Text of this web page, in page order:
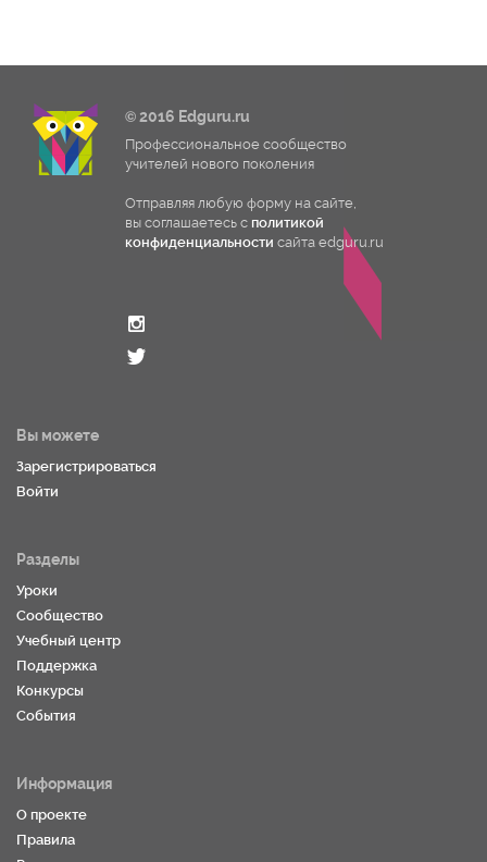
© 2016 Edguru.ru
Профессиональное сообщество
учителей нового поколения
Отправляя любую форму на сайте,
вы соглашаетесь с политикой
конфиденциальности сайта edguru.ru
Вы можете
Зарегистрироваться
Войти
Разделы
Уроки
Сообщество
Учебный центр
Поддержка
Конкурсы
События
Информация
О проекте
Правила